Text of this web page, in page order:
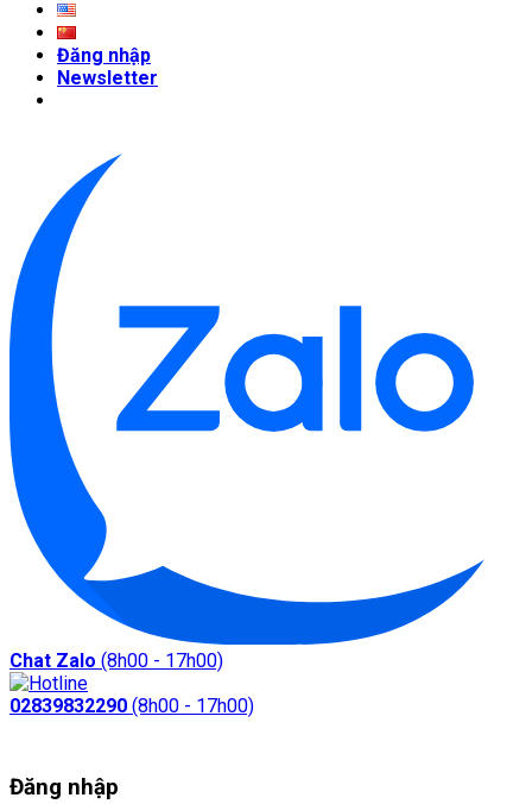
Đăng nhập
Newsletter
Chat Zalo (8h00 - 17h00)
02839832290 (8h00 - 17h00)
Đăng nhập